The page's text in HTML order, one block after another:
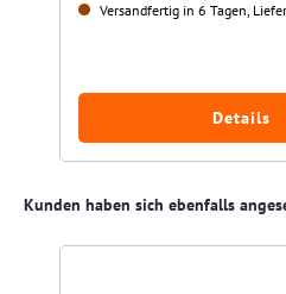
Versandfertig in 6 Tagen,
Details
Produktgalerie überspringen
Kunden haben sich ebenfalls